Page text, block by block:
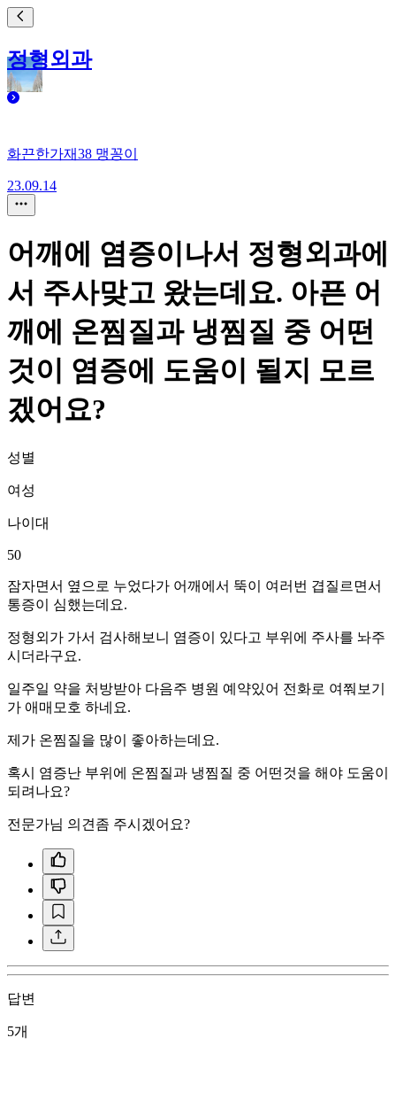
정형외과
화끈한가재38 맹꽁이
23.09.14
어깨에 염증이나서 정형외과에
서 주사맞고 왔는데요. 아픈 어
깨에 온찜질과 냉찜질 중 어떤
것이 염증에 도움이 될지 모르
겠어요?
성별
여성
나이대
50
잠자면서 옆으로 누었다가 어깨에서 뚝이 여러번 겹질르면서
통증이 심했는데요.
정형외가 가서 검사해보니 염증이 있다고 부위에 주사를 놔주
시더라구요.
일주일 약을 처방받아 다음주 병원 예약있어 전화로 여쭤보기
가 애매모호 하네요.
제가 온찜질을 많이 좋아하는데요.
혹시 염증난 부위에 온찜질과 냉찜질 중 어떤것을 해야 도움이
되려나요?
전문가님 의견좀 주시겠어요?
답변
5개